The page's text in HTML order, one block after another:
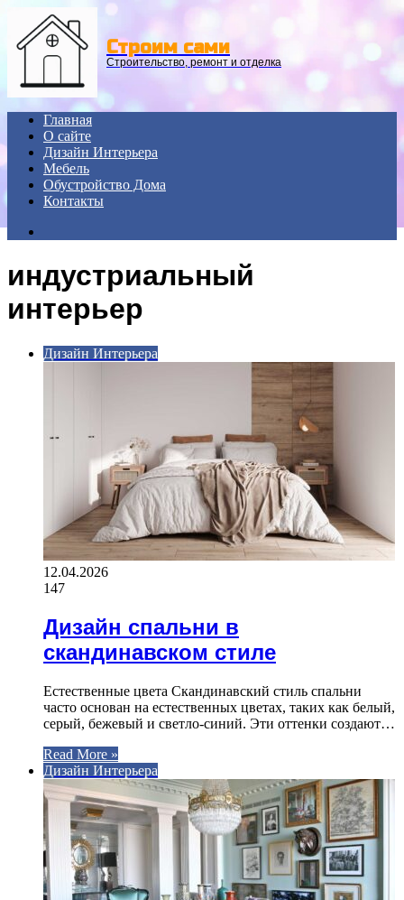
Строим сами
Строительство, ремонт и отделка
Главная
О сайте
Дизайн Интерьера
Мебель
Обустройство Дома
Контакты
индустриальный
интерьер
Дизайн Интерьера
12.04.2026
147
Дизайн спальни в
скандинавском стиле
Естественные цвета Скандинавский стиль спальни
часто основан на естественных цветах, таких как белый,
серый, бежевый и светло-синий. Эти оттенки создают…
Read More »
Дизайн Интерьера